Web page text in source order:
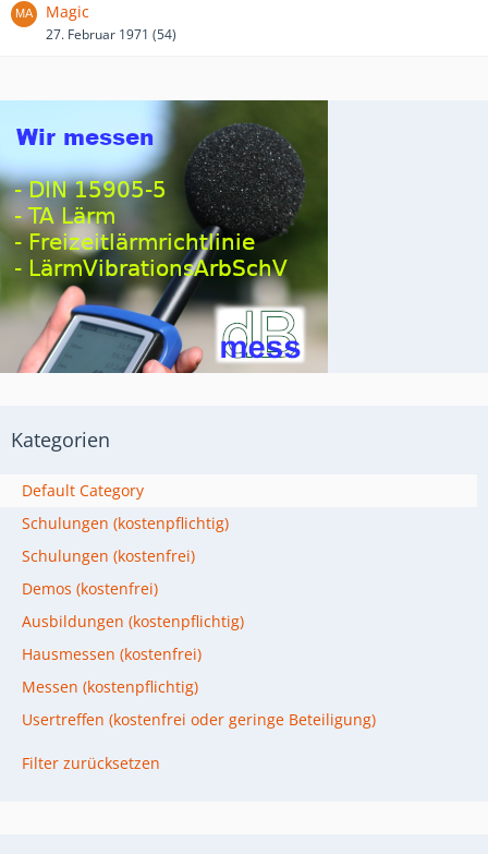
Magic
27. Februar 1971 (54)
Kategorien
Default Category
Schulungen (kostenpflichtig)
Schulungen (kostenfrei)
Demos (kostenfrei)
Ausbildungen (kostenpflichtig)
Hausmessen (kostenfrei)
Messen (kostenpflichtig)
Usertreffen (kostenfrei oder geringe Beteiligung)
Filter zurücksetzen